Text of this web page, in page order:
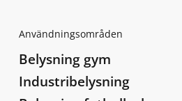
Användningsområden
Belysning gym
Industribelysning